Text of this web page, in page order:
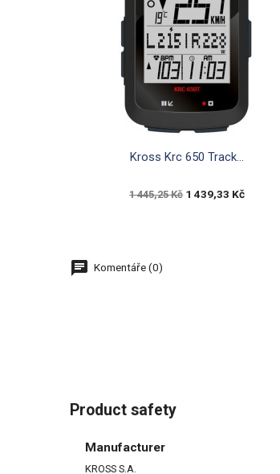
Rychlý náhled
Kross Krc 650 Track...
1 445,25 Kč 1 439,33 Kč
Komentáře (0)
Product safety
Manufacturer
KROSS S.A.